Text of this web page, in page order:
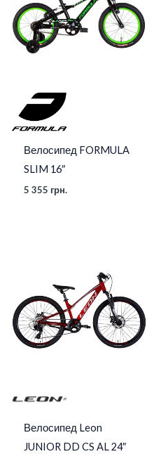
Велосипед FORMULA
SLIM 16″
5 355 грн.
Велосипед Leon
JUNIOR DD CS AL 24″